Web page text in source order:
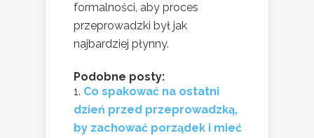
formalności, aby proces
przeprowadzki był jak
najbardziej płynny.
Podobne posty:
Co spakować na ostatni
dzień przed przeprowadzką,
by zachować porządek i mieć